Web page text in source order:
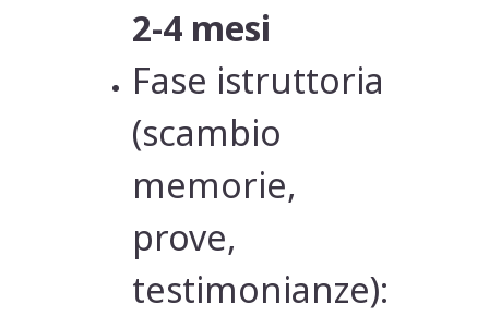
2-4 mesi
Fase istruttoria
(scambio
memorie,
prove,
testimonianze):